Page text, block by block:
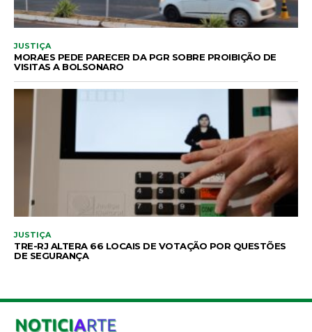
JUSTIÇA
MORAES PEDE PARECER DA PGR SOBRE PROIBIÇÃO DE
VISITAS A BOLSONARO
JUSTIÇA
TRE-RJ ALTERA 66 LOCAIS DE VOTAÇÃO POR QUESTÕES
DE SEGURANÇA